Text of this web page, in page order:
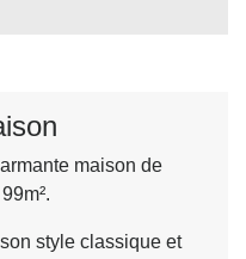
maison de
style classique et